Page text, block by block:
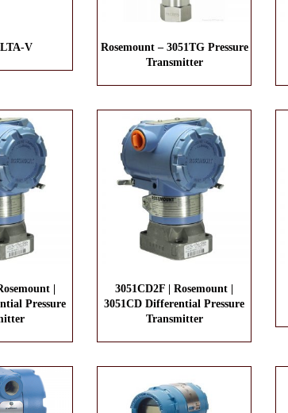
Rosemount – 3051TG Pressure
Transmitter
V
3051CD2F | Rosemount |
3051CD Differential Pressure
Transmitter
|
Pressure